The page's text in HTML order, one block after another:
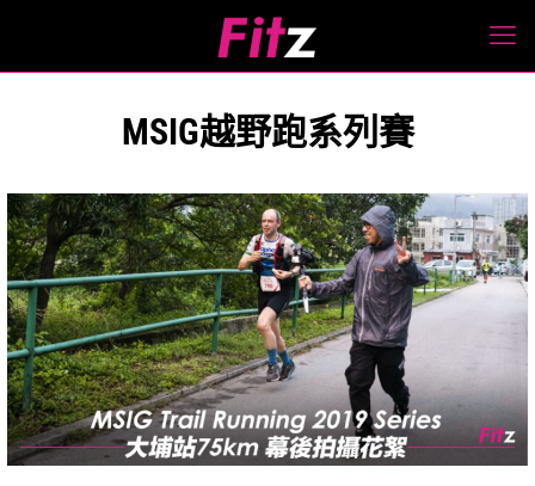
MSIG越野跑系列賽